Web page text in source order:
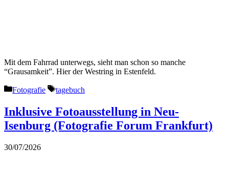
Mit dem Fahrrad unterwegs, sieht man schon so manche
“Grausamkeit”. Hier der Westring in Estenfeld.
Kategorien
Fotografie Schlagwörter
tagebuch
Inklusive Fotoausstellung in Neu-
Isenburg (Fotografie Forum Frankfurt)
30/07/2026